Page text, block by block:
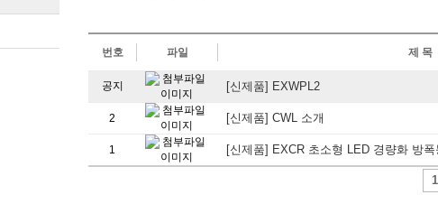
번호 파일 제 목
공지 [신제품] EXWPL2
2 [신제품] CWL 소개
1 [신제품] EXCR 초소형 LED 경량화 방폭
1